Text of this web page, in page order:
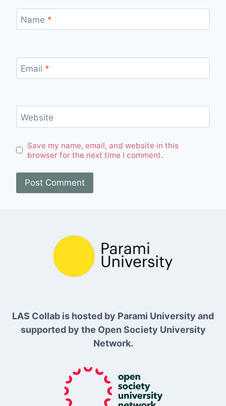
Name *
Email *
Website
Save my name, email, and website in this
browser for the next time I comment.
LAS Collab is hosted by Parami University and
supported by the Open Society University
Network.